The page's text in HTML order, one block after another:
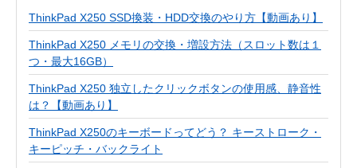
ThinkPad X250 SSD換装・HDD交換のやり方【動画あり】
ThinkPad X250 メモリの交換・増設方法（スロット数は１
つ・最大16GB）
ThinkPad X250 独立したクリックボタンの使用感、静音性
は？【動画あり】
ThinkPad X250のキーボードってどう？ キーストローク・
キーピッチ・バックライト